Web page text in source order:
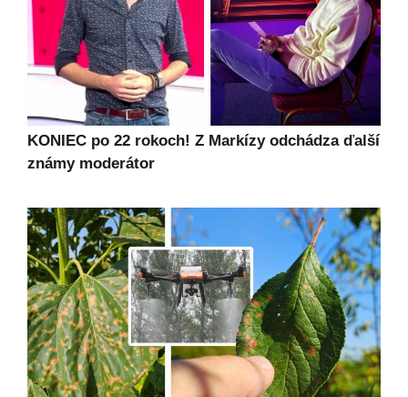
KONIEC po 22 rokoch! Z Markízy odchádza ďalší
známy moderátor